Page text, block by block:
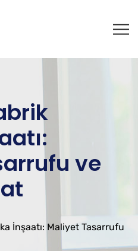
ve
İnşaatı: Maliyet Tasarrufu